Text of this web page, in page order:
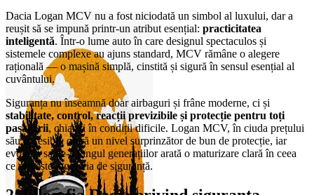
Dacia Logan MCV nu a fost niciodată un simbol al luxului, dar a
reușit să se impună printr-un atribut esențial: practicitatea
inteligentă. Într-o lume auto în care designul spectaculos și
sistemele complexe au ajuns standard, MCV rămâne o alegere
rațională — o mașină simplă, cinstită și sigură în sensul esențial al
cuvântului.
Siguranța nu înseamnă doar airbaguri și frâne moderne, ci și
stabilitate, control, reacții previzibile și protecție pentru toți
pasagerii, chiar și în condiții dificile. Logan MCV, în ciuda prețului
său accesibil, oferă un nivel surprinzător de bun de protecție, iar
evoluția sa de-a lungul generațiilor arată o maturizare clară în ceea
ce privește ingineria de siguranță.